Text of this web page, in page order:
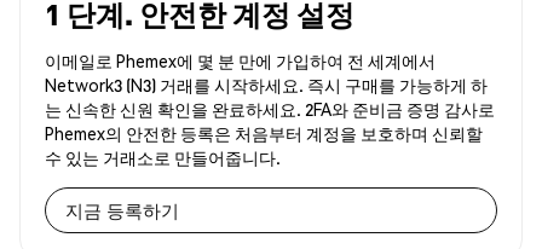
1 단계. 안전한 계정 설정
이메일로 Phemex에 몇 분 만에 가입하여 전 세계에서
Network3 (N3) 거래를 시작하세요. 즉시 구매를 가능하게 하
는 신속한 신원 확인을 완료하세요. 2FA와 준비금 증명 감사로
Phemex의 안전한 등록은 처음부터 계정을 보호하며 신뢰할
수 있는 거래소로 만들어줍니다.
지금 등록하기